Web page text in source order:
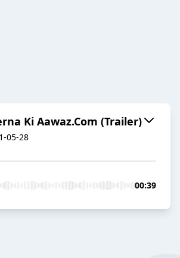
Ki Aawaz.Com (Trailer)
05-28
00:39